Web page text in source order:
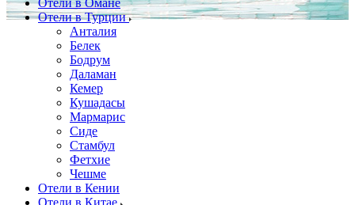
Отели в Омане
Отели в Турции
Анталия
Белек
Бодрум
Даламан
Кемер
Кушадасы
Мармарис
Сиде
Стамбул
Фетхие
Чешме
Отели в Кении
Отели в Китае